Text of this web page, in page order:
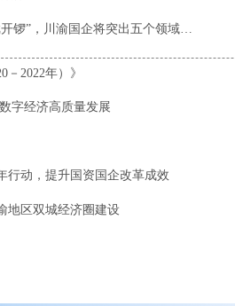
2022年）》
字经济高质量发展
行动，提升国资国企改革成效
地区双城经济圈建设